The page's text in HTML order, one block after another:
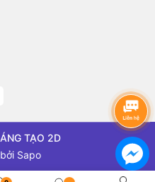
TẠO 2D
Sapo